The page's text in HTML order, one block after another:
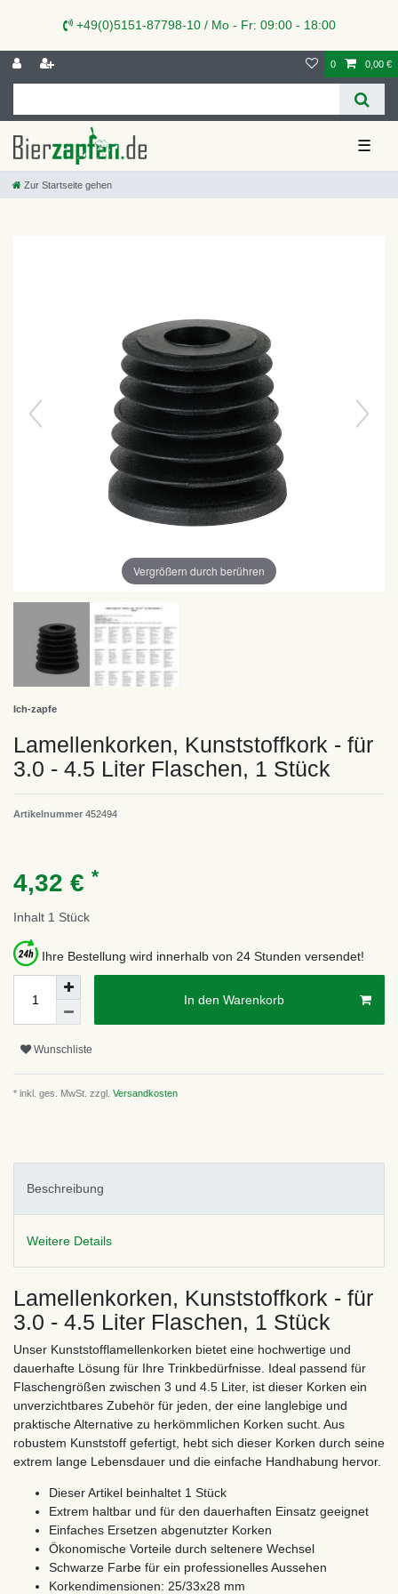
+49(0)5151-87798-10 / Mo - Fr: 09:00 - 18:00
0 0,00 €
☰
Zur Startseite gehen
Vergrößern durch berühren
Ich-zapfe
Lamellenkorken, Kunststoffkork - für
3.0 - 4.5 Liter Flaschen, 1 Stück
Artikelnummer 452494
4,32 € *
Inhalt 1 Stück
Ihre Bestellung wird innerhalb von 24 Stunden versendet!
In den Warenkorb
Wunschliste
* inkl. ges. MwSt. zzgl. Versandkosten
Beschreibung
Weitere Details
Lamellenkorken, Kunststoffkork - für
3.0 - 4.5 Liter Flaschen, 1 Stück
Unser Kunststofflamellenkorken bietet eine hochwertige und
dauerhafte Lösung für Ihre Trinkbedürfnisse. Ideal passend für
Flaschengrößen zwischen 3 und 4.5 Liter, ist dieser Korken ein
unverzichtbares Zubehör für jeden, der eine langlebige und
praktische Alternative zu herkömmlichen Korken sucht. Aus
robustem Kunststoff gefertigt, hebt sich dieser Korken durch seine
extrem lange Lebensdauer und die einfache Handhabung hervor.
Dieser Artikel beinhaltet 1 Stück
Extrem haltbar und für den dauerhaften Einsatz geeignet
Einfaches Ersetzen abgenutzter Korken
Ökonomische Vorteile durch seltenere Wechsel
Schwarze Farbe für ein professionelles Aussehen
Korkendimensionen: 25/33x28 mm